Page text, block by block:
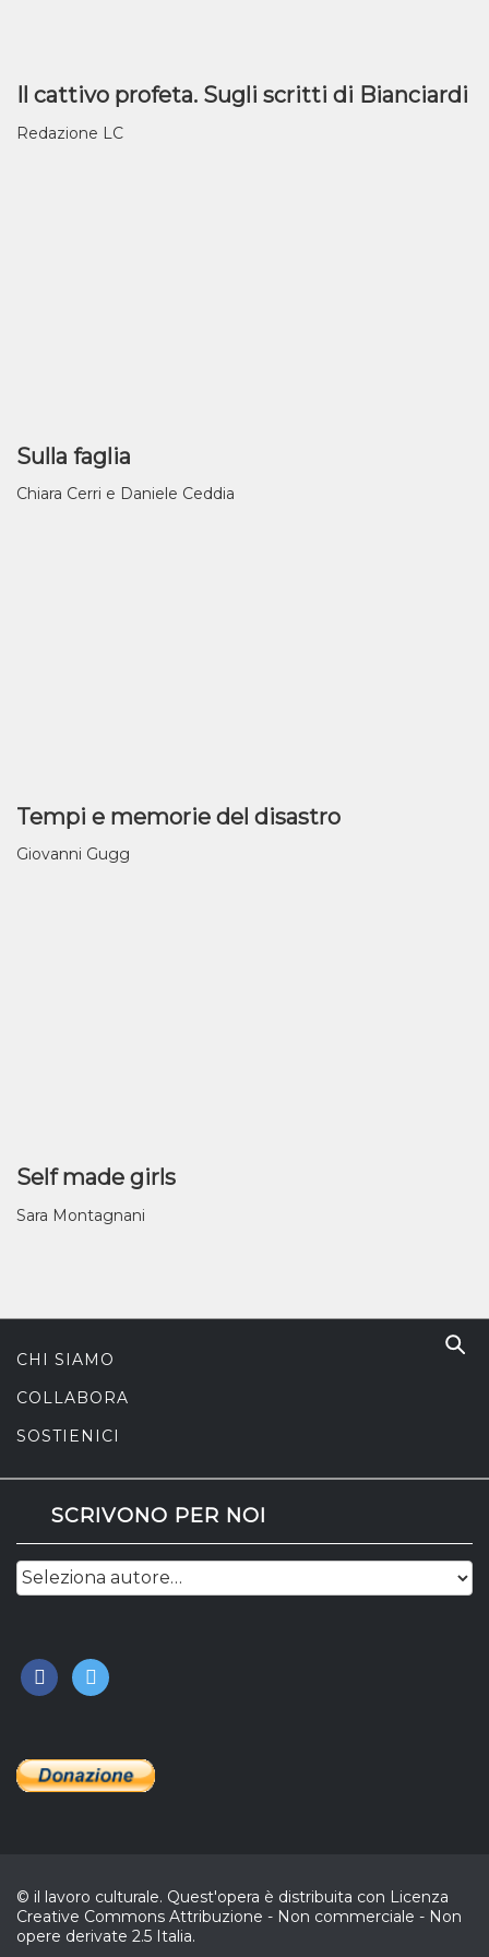
Il cattivo profeta. Sugli scritti di Bianciardi
Redazione LC
Sulla faglia
Chiara Cerri e Daniele Ceddia
Tempi e memorie del disastro
Giovanni Gugg
Self made girls
Sara Montagnani
CHI SIAMO
COLLABORA
SOSTIENICI
SCRIVONO PER NOI
facebook
twitter
© il lavoro culturale. Quest'opera è distribuita con Licenza
Creative Commons Attribuzione - Non commerciale - Non
opere derivate 2.5 Italia.